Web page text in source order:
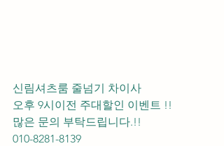
신림셔츠룸 줄넘기 차이사
오후 9시이전 주대할인 이벤트 !!
많은 문의 부탁드립니다.!!
010-8281-8139